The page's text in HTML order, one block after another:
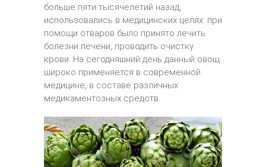
больше пяти тысячелетий назад,
использовались в медицинских целях: при
помощи отваров было принято лечить
болезни печени, проводить очистку
крови. На сегодняшний день данный овощ
широко применяется в современной
медицине, в составе различных
медикаментозных средств.